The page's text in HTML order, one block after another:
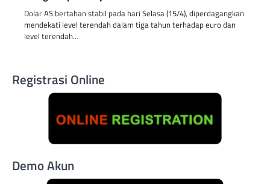
Dolar AS bertahan stabil pada hari Selasa (15/4), diperdagangkan
mendekati level terendah dalam tiga tahun terhadap euro dan
level terendah…
Registrasi Online
Demo Akun